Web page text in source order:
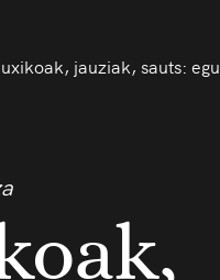
jauziak, sauts: